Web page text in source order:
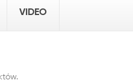
VIDEO